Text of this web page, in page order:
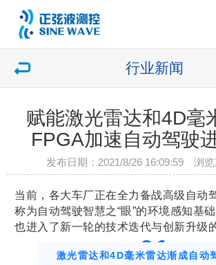
行业新闻
赋能激光雷达和4D毫
FPGA加速自动驾驶
发布日期：2021/8/26 16:09:59 浏览
当前，各大车厂正在全力备战高级自动
称为自动驾驶智慧之“眼”的环境感知基
也进入了新一轮的技术迭代与创新升级
01
激光雷达和4D毫米雷达渐成自动